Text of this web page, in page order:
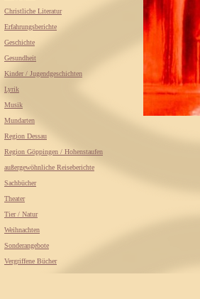
Christliche Literatur
Erfahrungsberichte
Geschichte
Gesundheit
Kinder / Jugendgeschichten
Lyrik
Musik
Mundarten
Region Dessau
Region Göppingen / Hohenstaufen
außergewöhnliche Reiseberichte
Sachbücher
Theater
Tier / Natur
Weihnachten
Sonderangebote
Vergriffene Bücher